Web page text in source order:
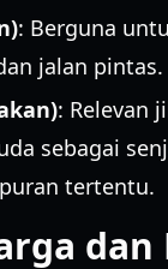
: Berguna
jalan pintas.
: Relevan
sebagai
tertentu.
dan